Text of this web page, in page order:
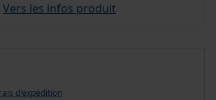
Vers les infos produit
d'expédition